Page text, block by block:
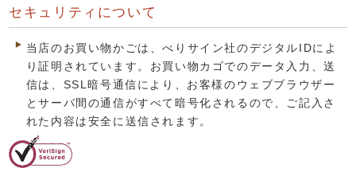
セキュリティについて
当店のお買い物かごは、べりサイン社のデジタルIDによ
り証明されています。お買い物カゴでのデータ入力、送
信は、SSL暗号通信により、お客様のウェブブラウザー
とサーバ間の通信がすべて暗号化されるので、ご記入さ
れた内容は安全に送信されます。